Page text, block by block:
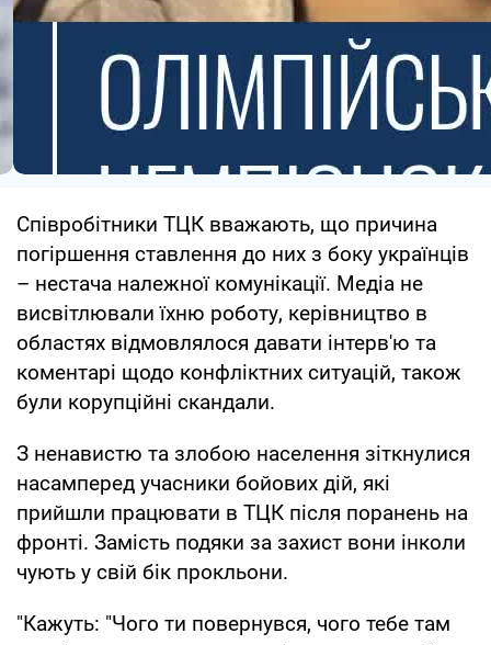
Співробітники ТЦК вважають, що причина
погіршення ставлення до них з боку українців
– нестача належної комунікації. Медіа не
висвітлювали їхню роботу, керівництво в
областях відмовлялося давати інтерв'ю та
коментарі щодо конфліктних ситуацій, також
були корупційні скандали.
З ненавистю та злобою населення зіткнулися
насамперед учасники бойових дій, які
прийшли працювати в ТЦК після поранень на
фронті. Замість подяки за захист вони інколи
чують у свій бік прокльони.
"Кажуть: "Чого ти повернувся, чого тебе там